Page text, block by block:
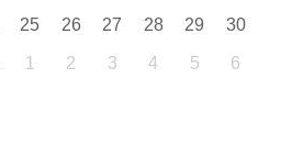
25 26 27 28 29 30
1 2 3 4 5 6